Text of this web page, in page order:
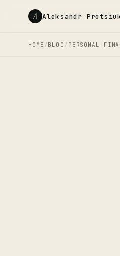
A Aleksandr
HOME /BLOG / PERSONAL